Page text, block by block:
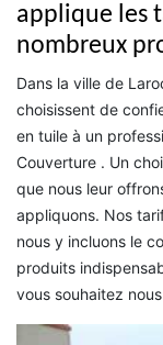
applique les
nombreux
Dans la ville de
choisissent de
en tuile à un
Couverture . Un
que nous leur
appliquons. Nos
nous y incluons le
produits
vous souhaitez